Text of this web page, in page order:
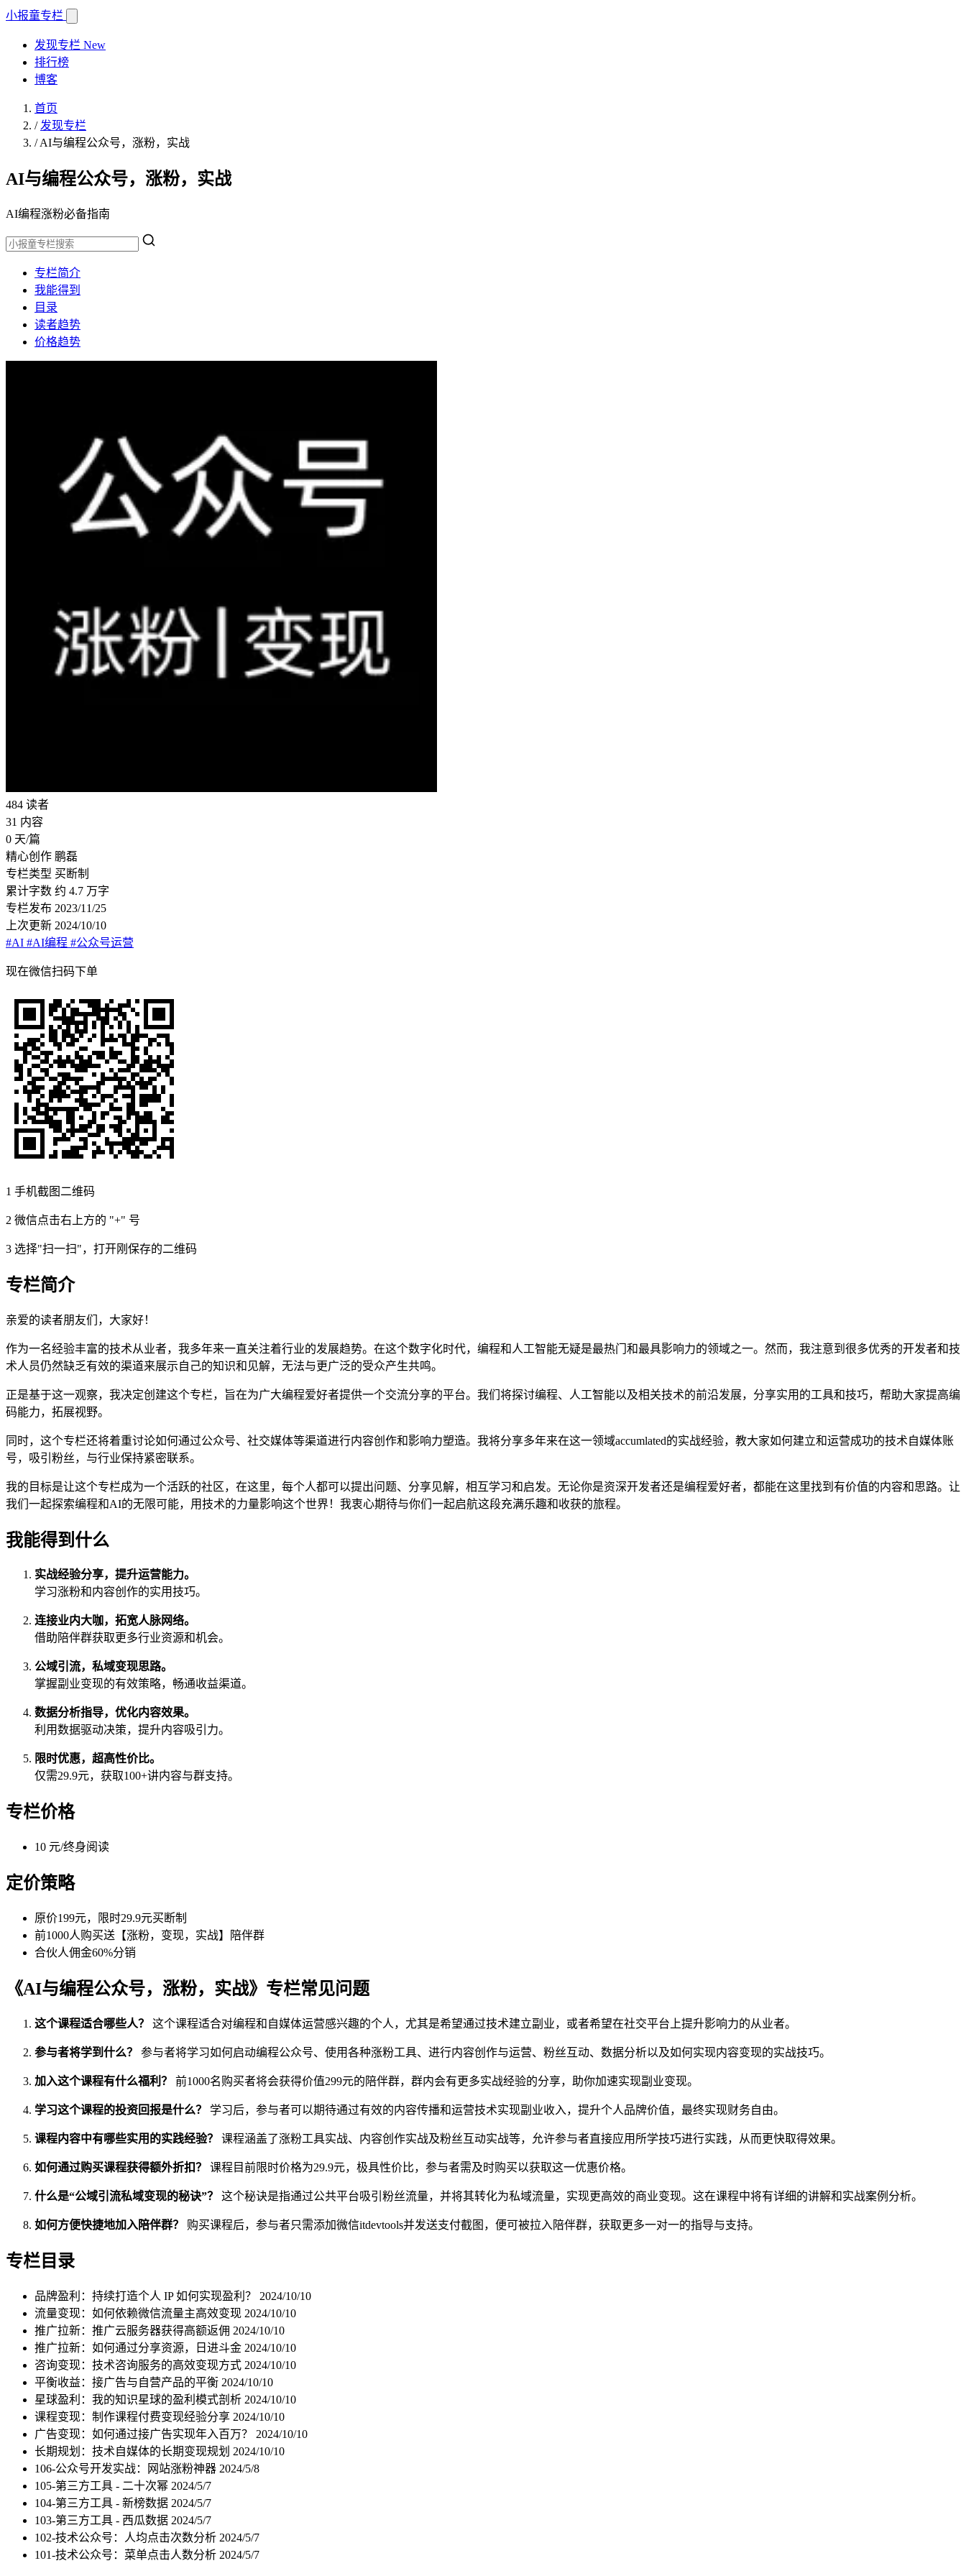
小报童专栏
发现专栏 New
排行榜
博客
首页
/ 发现专栏
/AI与编程公众号，涨粉，实战
AI与编程公众号，涨粉，实战
AI编程涨粉必备指南
专栏简介
我能得到
目录
读者趋势
价格趋势
484 读者
31 内容
0 天/篇
精心创作 鹏磊
专栏类型 买断制
累计字数 约 4.7 万字
专栏发布 2023/11/25
上次更新 2024/10/10
#AI #AI编程 #公众号运营
现在微信扫码下单
1 手机截图二维码
2 微信点击右上方的 "+" 号
3 选择"扫一扫"，打开刚保存的二维码
专栏简介
亲爱的读者朋友们，大家好！
作为一名经验丰富的技术从业者，我多年来一直关注着行业的发展趋势。在这个数字化时代，编程和人工智能无疑是最热门和最具影响力的领域之一。然而，我注意到很多优秀的开发者和技
术人员仍然缺乏有效的渠道来展示自己的知识和见解，无法与更广泛的受众产生共鸣。
正是基于这一观察，我决定创建这个专栏，旨在为广大编程爱好者提供一个交流分享的平台。我们将探讨编程、人工智能以及相关技术的前沿发展，分享实用的工具和技巧，帮助大家提高编
码能力，拓展视野。
同时，这个专栏还将着重讨论如何通过公众号、社交媒体等渠道进行内容创作和影响力塑造。我将分享多年来在这一领域accumlated的实战经验，教大家如何建立和运营成功的技术自媒体账
号，吸引粉丝，与行业保持紧密联系。
我的目标是让这个专栏成为一个活跃的社区，在这里，每个人都可以提出问题、分享见解，相互学习和启发。无论你是资深开发者还是编程爱好者，都能在这里找到有价值的内容和思路。让
我们一起探索编程和AI的无限可能，用技术的力量影响这个世界！我衷心期待与你们一起启航这段充满乐趣和收获的旅程。
我能得到什么
实战经验分享，提升运营能力。
学习涨粉和内容创作的实用技巧。
连接业内大咖，拓宽人脉网络。
借助陪伴群获取更多行业资源和机会。
公域引流，私域变现思路。
掌握副业变现的有效策略，畅通收益渠道。
数据分析指导，优化内容效果。
利用数据驱动决策，提升内容吸引力。
限时优惠，超高性价比。
仅需29.9元，获取100+讲内容与群支持。
专栏价格
10 元/终身阅读
定价策略
原价199元，限时29.9元买断制
前1000人购买送【涨粉，变现，实战】陪伴群
合伙人佣金60%分销
《AI与编程公众号，涨粉，实战》专栏常见问题
这个课程适合哪些人？ 这个课程适合对编程和自媒体运营感兴趣的个人，尤其是希望通过技术建立副业，或者希望在社交平台上提升影响力的从业者。
参与者将学到什么？ 参与者将学习如何启动编程公众号、使用各种涨粉工具、进行内容创作与运营、粉丝互动、数据分析以及如何实现内容变现的实战技巧。
加入这个课程有什么福利？ 前1000名购买者将会获得价值299元的陪伴群，群内会有更多实战经验的分享，助你加速实现副业变现。
学习这个课程的投资回报是什么？ 学习后，参与者可以期待通过有效的内容传播和运营技术实现副业收入，提升个人品牌价值，最终实现财务自由。
课程内容中有哪些实用的实践经验？ 课程涵盖了涨粉工具实战、内容创作实战及粉丝互动实战等，允许参与者直接应用所学技巧进行实践，从而更快取得效果。
如何通过购买课程获得额外折扣？ 课程目前限时价格为29.9元，极具性价比，参与者需及时购买以获取这一优惠价格。
什么是“公域引流私域变现的秘诀”？ 这个秘诀是指通过公共平台吸引粉丝流量，并将其转化为私域流量，实现更高效的商业变现。这在课程中将有详细的讲解和实战案例分析。
如何方便快捷地加入陪伴群？ 购买课程后，参与者只需添加微信itdevtools并发送支付截图，便可被拉入陪伴群，获取更多一对一的指导与支持。
专栏目录
品牌盈利：持续打造个人 IP 如何实现盈利？ 2024/10/10
流量变现：如何依赖微信流量主高效变现 2024/10/10
推广拉新：推广云服务器获得高额返佣 2024/10/10
推广拉新：如何通过分享资源，日进斗金 2024/10/10
咨询变现：技术咨询服务的高效变现方式 2024/10/10
平衡收益：接广告与自营产品的平衡 2024/10/10
星球盈利：我的知识星球的盈利模式剖析 2024/10/10
课程变现：制作课程付费变现经验分享 2024/10/10
广告变现：如何通过接广告实现年入百万？ 2024/10/10
长期规划：技术自媒体的长期变现规划 2024/10/10
106-公众号开发实战：网站涨粉神器 2024/5/8
105-第三方工具 - 二十次幂 2024/5/7
104-第三方工具 - 新榜数据 2024/5/7
103-第三方工具 - 西瓜数据 2024/5/7
102-技术公众号：人均点击次数分析 2024/5/7
101-技术公众号：菜单点击人数分析 2024/5/7